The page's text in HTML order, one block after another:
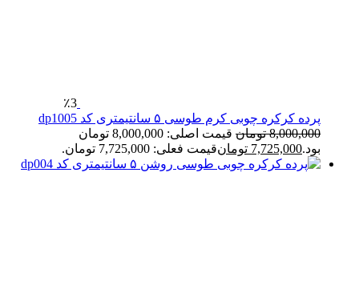
٪3
پرده کرکره چوبی کرم طوسی ۵ سانتیمتری کد dp1005
8,000,000 تومان
قیمت اصلی: 8,000,000 تومان
بود.7,725,000 تومانقیمت فعلی: 7,725,000 تومان.